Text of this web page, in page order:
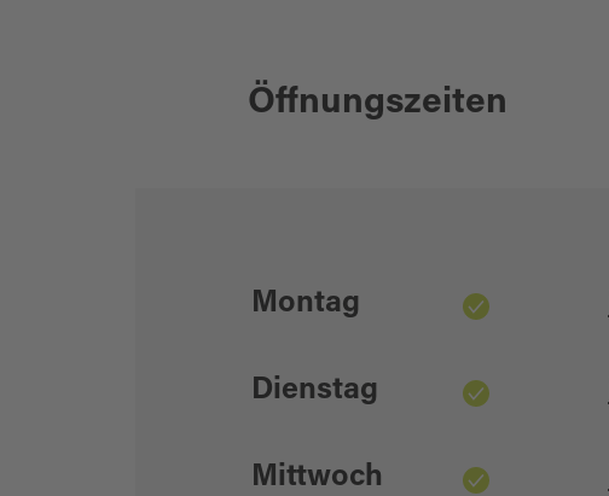
Öffnungszeiten
Montag
Dienstag
Mittwoch